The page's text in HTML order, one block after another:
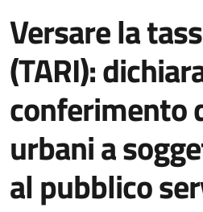
Versare la
(TARI):
conferimento
urbani a
al pubblico